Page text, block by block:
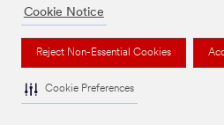
Cookie Notice
Reject Non-Essential Cookies
Cookie Preferences